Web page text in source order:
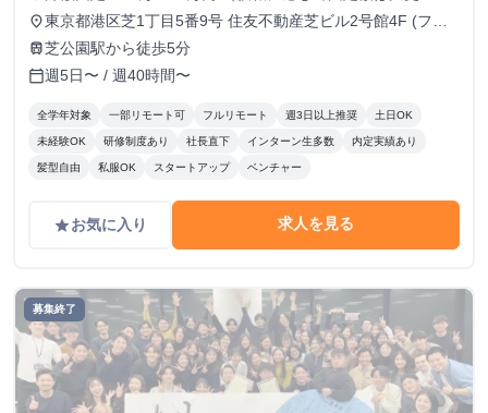
します）
place東京都港区芝1丁目5番9号 住友不動産芝ビル2号館4F (フル
リモート/出勤は自由です)
train芝公園駅から徒歩5分
calendar_today週5日〜 / 週40時間〜
全学年対象 一部リモート可 フルリモート 週3日以上推奨 土日OK
未経験OK 研修制度あり 社長直下 インターン生多数 内定実績あり
髪型自由 私服OK スタートアップ ベンチャー
gradeお気に入り 求人を見る
募集終了